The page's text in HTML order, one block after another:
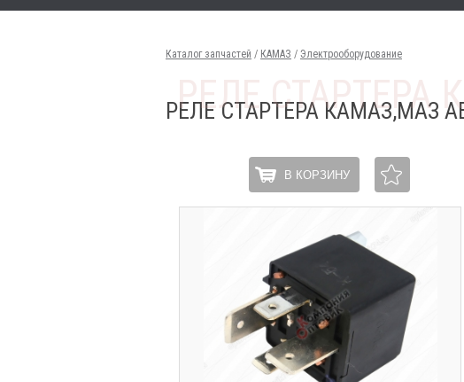
Каталог запчастей / КАМАЗ / Электрооборудование
РЕЛЕ СТАРТЕРА КАМАЗ,МАЗ
В КОРЗИНУ